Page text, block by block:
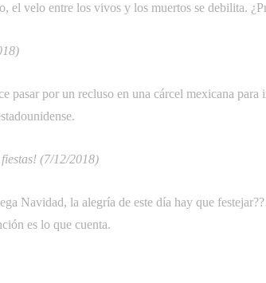
el velo entre los vivos y los muertos se debilita.
pasar por un recluso en una cárcel mexicana para
(7/12/2018)
Navidad, la alegría de este día hay que
es lo que cuenta.